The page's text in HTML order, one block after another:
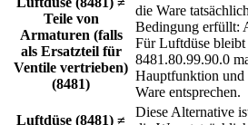
Teile von
Armaturen (falls
als Ersatzteil für
Ventile vertrieben)
(8481)
die Ware
Bedingung erfüllt:
Für Luftdüse
8481.80.99.90.0
Hauptfunktion und
Ware entsprechen.
Luftdüse (8481) ≠
Diese Alternative